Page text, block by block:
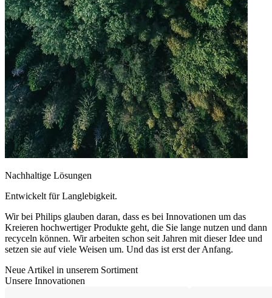
Nachhaltige Lösungen
Entwickelt für Langlebigkeit.
Wir bei Philips glauben daran, dass es bei Innovationen um das
Kreieren hochwertiger Produkte geht, die Sie lange nutzen und dann
recyceln können. Wir arbeiten schon seit Jahren mit dieser Idee und
setzen sie auf viele Weisen um. Und das ist erst der Anfang.
Neue Artikel in unserem Sortiment
Unsere Innovationen